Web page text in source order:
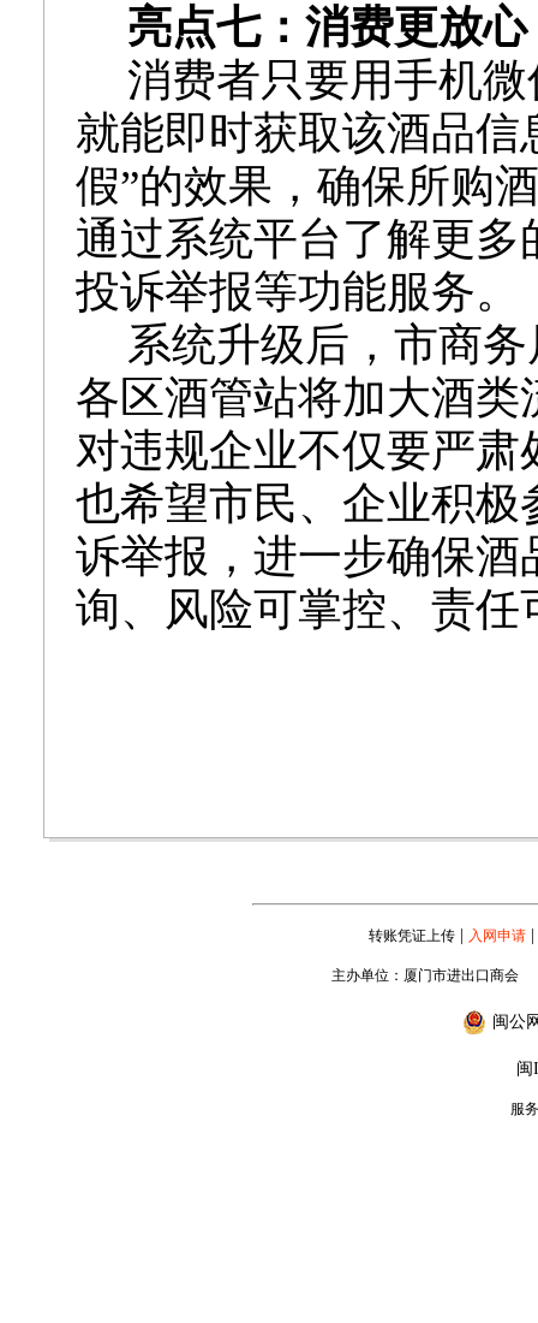
亮点七：消费更放心
消费者只要用手机
就能即时获取该酒品信
假”的效果，确保所购
通过系统平台了解更
投诉举报等功能服务。
系统升级后， 市商
各区酒管站将加大酒
对违规企业不仅要严
也希望市民、企业积
诉举报，进一步确保酒
询、风险可掌控、责任
转账凭证上传| 入网申请|
主办单位：厦门市进出口商
闽公
闽
服